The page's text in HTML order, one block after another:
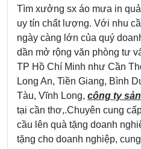
Tìm xưởng sx áo mưa in
uy tín chất lượng. Với nhu
ngày càng lớn của quý
dần mở rộng văn phòng tư
TP Hồ Chí Minh như Cần
Long An, Tiền Giang, Bình
Tàu, Vĩnh Long, công ty
tại cần thơ,.Chuyên cung
cầu lên quà tặng doanh
tặng cho doanh nghiệp,